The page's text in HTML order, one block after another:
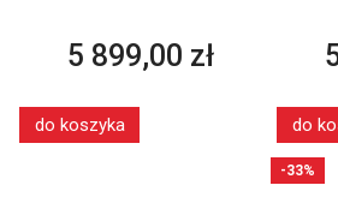
5 899,00 zł
do koszyka do
-33%